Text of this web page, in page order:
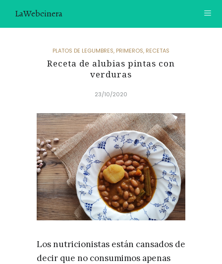
LaWebcinera
VIDEORECETAS
SOBRE MÍ
¿TE GUSTARÍA UNIRTE A NUESTRA AVENTURA GASTRON
ÓMICA?
ÚNETE A LA NEWSLETTER
RECOMENDACIONES
PLATOS DE LEGUMBRES, PRIMEROS, RECETAS
Receta de alubias pintas con
verduras
23/10/2020
Los nutricionistas están cansados de
decir que no consumimos apenas